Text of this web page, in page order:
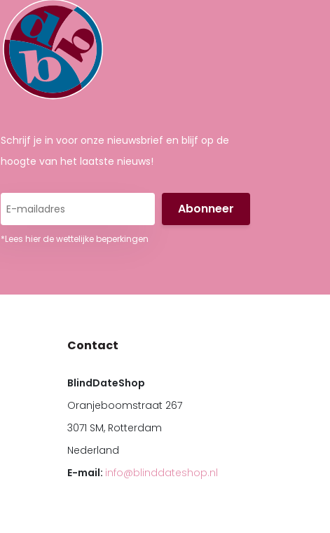
Schrijf je in voor onze nieuwsbrief en blijf op de
hoogte van het laatste nieuws!
E-
mailadres
*Lees hier de wettelijke beperkingen
Contact
BlindDateShop
Oranjeboomstraat 267
3071 SM, Rotterdam
Nederland
E-mail: info@blinddateshop.nl